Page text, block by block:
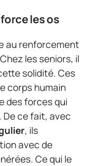
les os
au renforcement
les seniors, il
solidité. Ces
corps humain
des forces qui
De ce fait, avec
, ils
avec de
Ce qui le